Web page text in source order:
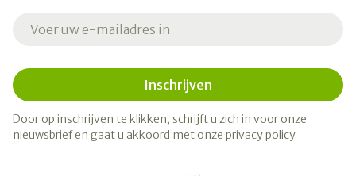
Inschrijven
Door op inschrijven te klikken, schrijft u zich in voor onze
nieuwsbrief en gaat u akkoord met onze privacy policy.